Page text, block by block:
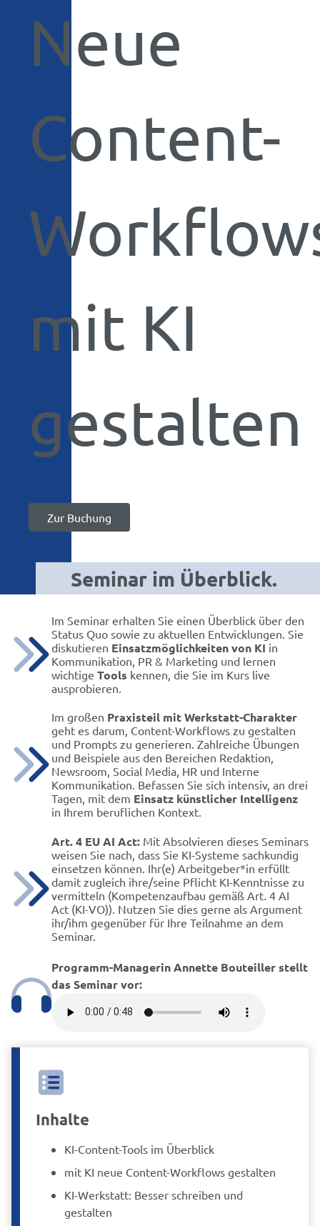
Neue
Content-
mit KI
gestalten
Zur Buchung
Seminar im Überblick.
Im Seminar erhalten Sie einen Überblick über den
Status Quo sowie zu aktuellen Entwicklungen. Sie
diskutieren Einsatzmöglichkeiten von KI in
Kommunikation, PR & Marketing und lernen
wichtige Tools kennen, die Sie im Kurs live
ausprobieren.
Im großen Praxisteil mit Werkstatt-Charakter
geht es darum, Content-Workflows zu gestalten
und Prompts zu generieren. Zahlreiche Übungen
und Beispiele aus den Bereichen Redaktion,
Newsroom, Social Media, HR und Interne
Kommunikation. Befassen Sie sich intensiv, an drei
Tagen, mit dem Einsatz künstlicher Intelligenz
in Ihrem beruflichen Kontext.
Art. 4 EU AI Act: Mit Absolvieren dieses Seminars
weisen Sie nach, dass Sie KI-Systeme sachkundig
einsetzen können. Ihr(e) Arbeitgeber*in erfüllt
damit zugleich ihre/seine Pflicht KI-Kenntnisse zu
vermitteln (Kompetenzaufbau gemäß Art. 4 AI
Act (KI-VO)). Nutzen Sie dies gerne als Argument
ihr/ihm gegenüber für Ihre Teilnahme an dem
Seminar.
Programm-Managerin Annette Bouteiller stellt
das Seminar vor:
Inhalte
KI-Content-Tools im Überblick
mit KI neue Content-Workflows gestalten
KI-Werkstatt: Besser schreiben und
gestalten